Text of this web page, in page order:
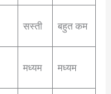
सस्ती बहुत कम
मध्यम मध्यम